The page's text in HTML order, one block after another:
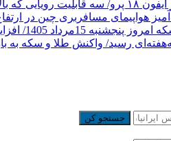
به حقیقت می‌پیوندند
هواپیمای مسافربری چین در
1405/ افزایش همه قیمت ها + جدول
رسید/ واکنش طلا و سکه به
جستجو کن